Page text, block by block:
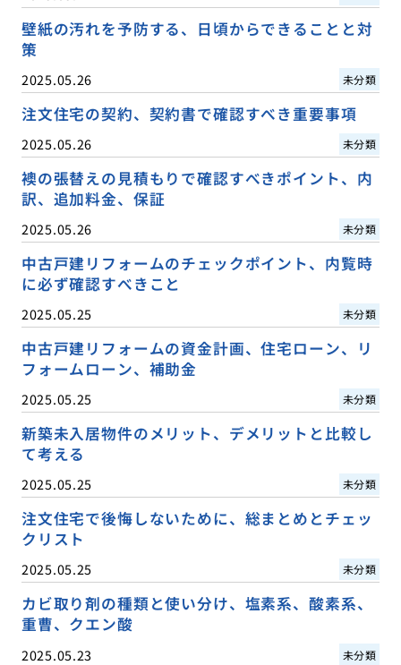
壁紙の汚れを予防する、日頃からできることと対
策
2025.05.26 未分類
注文住宅の契約、契約書で確認すべき重要事項
2025.05.26 未分類
襖の張替えの見積もりで確認すべきポイント、内
訳、追加料金、保証
2025.05.26 未分類
中古戸建リフォームのチェックポイント、内覧時
に必ず確認すべきこと
2025.05.25 未分類
中古戸建リフォームの資金計画、住宅ローン、リ
フォームローン、補助金
2025.05.25 未分類
新築未入居物件のメリット、デメリットと比較し
て考える
2025.05.25 未分類
注文住宅で後悔しないために、総まとめとチェッ
クリスト
2025.05.25 未分類
カビ取り剤の種類と使い分け、塩素系、酸素系、
重曹、クエン酸
2025.05.23 未分類